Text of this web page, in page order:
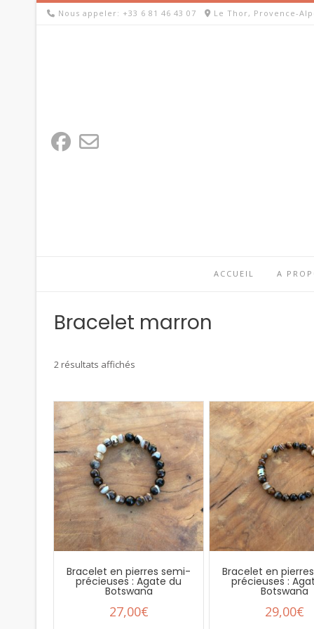
Nous appeler: +33 6 81 46 43 07 Le Thor, Provence-
ACCUEIL A
Bracelet marron
2 résultats affichés
Bracelet en pierres semi-
précieuses : Agate du
Botswana
27,00€
Bracelet en
précieuses :
Botswana
29,00€